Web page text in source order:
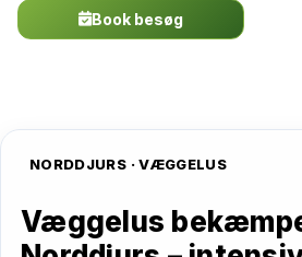
Book besøg
NORDDJURS · VÆGGELUS
Væggelus